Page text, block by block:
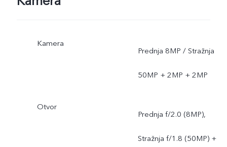
Kamera
Prednja 8MP / Stražnja
50MP + 2MP + 2MP
Otvor
Prednja f/2.0 (8MP),
Stražnja f/1.8 (50MP) +